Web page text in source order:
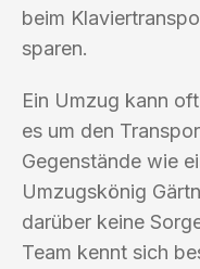
beim
sparen.
Ein Umzug kann
es um den
Gegenstände wie
Umzugskönig
darüber keine
Team kennt sich